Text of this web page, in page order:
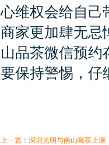
心维权会给自己
商家更加肆无忌
山品茶微信预约
要保持警惕，仔
上一篇： 深圳光明与南山喝茶上课